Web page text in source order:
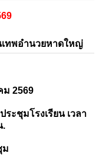
เทพอำนวยหาดใหญ่
2569
ะชุมโรงเรียน เวลา
.
ม